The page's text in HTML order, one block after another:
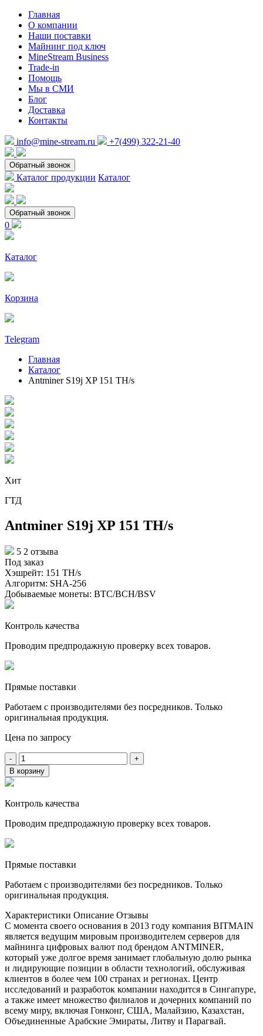
Главная
О компании
Наши поставки
Майнинг под ключ
MineStream Business
Trade-in
Помощь
Мы в СМИ
Блог
Доставка
Контакты
info@mine-stream.ru +7(499) 322-21-40
Обратный звонок
Каталог продукции Каталог
Обратный звонок
0
Каталог
Корзина
Telegram
Главная
Каталог
Antminer S19j XP 151 TH/s
Хит
ГТД
Antminer S19j XP 151 TH/s
5 2 отзыва
Под заказ
Хэшрейт: 151 TH/s
Алгоритм: SHA-256
Добываемые монеты: BTC/BCH/BSV
Контроль качества
Проводим предпродажную проверку всех товаров.
Прямые поставки
Работаем с производителями без посредников. Только
оригинальная продукция.
Цена по запросу
-
+
В корзину
Контроль качества
Проводим предпродажную проверку всех товаров.
Прямые поставки
Работаем с производителями без посредников. Только
оригинальная продукция.
Характеристики Описание Отзывы
С момента своего основания в 2013 году компания BITMAIN
является ведущим мировым производителем серверов для
майнинга цифровых валют под брендом ANTMINER,
который уже долгое время занимает глобальную долю рынка
и лидирующие позиции в области технологий, обслуживая
клиентов в более чем 100 странах и регионах. Центр
исследований и разработок компании находится в Сингапуре,
а также имеет множество филиалов и дочерних компаний по
всему миру, включая Гонконг, США, Малайзию, Казахстан,
Объединенные Арабские Эмираты, Литву и Парагвай.